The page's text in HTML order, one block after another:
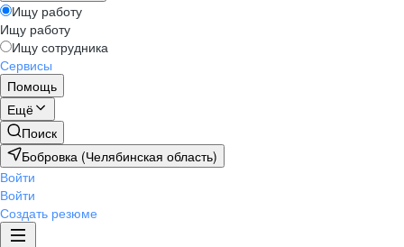
Ищу работу
Ищу работу
Ищу сотрудника
Сервисы
Помощь
Ещё
Поиск
Бобровка (Челябинская область)
Войти
Войти
Создать резюме